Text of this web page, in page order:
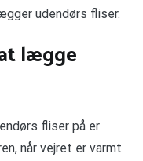
udendørs fliser.
lægge
fliser på er
når vejret er varmt